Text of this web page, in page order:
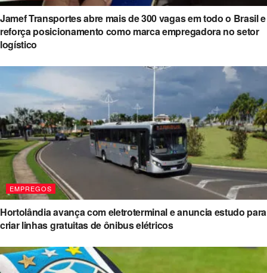
Jamef Transportes abre mais de 300 vagas em todo o Brasil e
reforça posicionamento como marca empregadora no setor
logístico
EMPREGOS
Hortolândia avança com eletroterminal e anuncia estudo para
criar linhas gratuitas de ônibus elétricos